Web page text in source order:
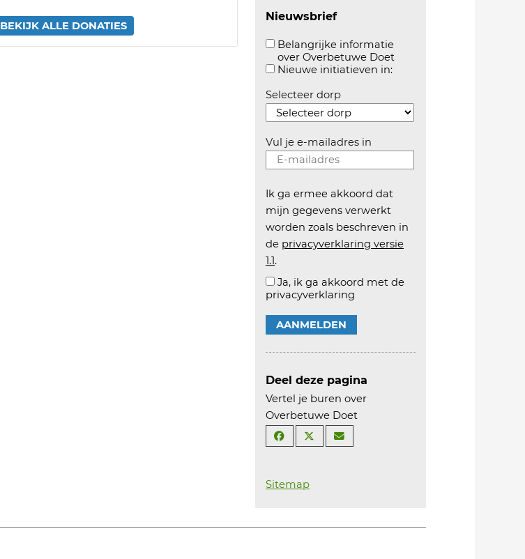
BEKIJK ALLE DONATIES
Nieuwsbrief
Belangrijke informatie
over Overbetuwe Doet
Aanvinken om belangrijke informatie over
Nieuwe initiatieven in:Aanvinken om
Selecteer dorp
Vul je e-mailadres in
Ik ga ermee akkoord dat
mijn gegevens verwerkt
worden zoals beschreven in
de privacyverklaring versie
1.1.
Ja, ik ga akkoord met de
privacyverklaring
AANMELDEN
Deel deze pagina
Vertel je buren over
Overbetuwe Doet
Sitemap